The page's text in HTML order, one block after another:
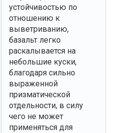
устойчивостью по
отношению к
выветриванию,
базальт легко
раскалывается на
небольшие куски,
благодаря сильно
выраженной
призматической
отдельности, в силу
чего не может
применяться для